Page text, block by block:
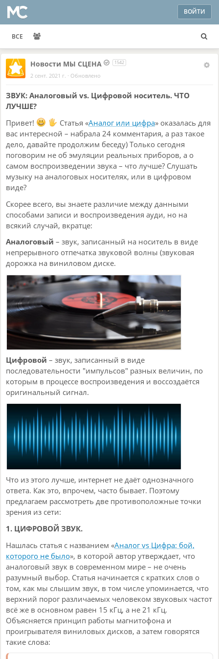
ВОЙТИ
ВСЕ
Новости МЫ СЦЕНА 1542
2 сент. 2021 г. · Обновлено
ЗВУК: Аналоговый vs. Цифровой носитель. ЧТО
ЛУЧШЕ?
Привет!
Статья «Аналог или цифра» оказалась для
вас интересной – набрала 24 комментария, а раз такое
дело, давайте продолжим беседу) Только сегодня
поговорим не об эмуляции реальных приборов, а о
самом воспроизведении звука – что лучше? Слушать
музыку на аналоговых носителях, или в цифровом
виде?
Скорее всего, вы знаете различие между данными
способами записи и воспроизведения ауди, но на
всякий случай, вкратце:
Аналоговый – звук, записанный на носитель в виде
непрерывного отпечатка звуковой волны (звуковая
дорожка на виниловом диске.
Цифровой – звук, записанный в виде
последовательности "импульсов" разных величин, по
которым в процессе воспроизведения и воссоздаётся
оригинальный сигнал.
Что из этого лучше, интернет не даёт однозначного
ответа. Как это, впрочем, часто бывает. Поэтому
предлагаем рассмотреть две противоположные точки
зрения из сети:
1. ЦИФРОВОЙ ЗВУК.
Нашлась статья с названием «Аналог vs Цифра: бой,
которого не было», в которой автор утверждает, что
аналоговый звук в современном мире – не очень
разумный выбор. Статья начинается с кратких слов о
том, как мы слышим звук, в том числе упоминается, что
верхний порог различаемых человеком звуковых частот
всё же в основном равен 15 кГц, а не 21 кГц.
Объясняется принцип работы магнитофона и
проигрывателя виниловых дисков, а затем говорятся
такие слова: